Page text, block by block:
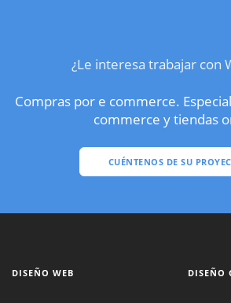
¿Le interesa trabajar con
Compras por e commerce.
commerce y tiendas
CUÉNTENOS DE SU
DISEÑO WEB DISEÑO